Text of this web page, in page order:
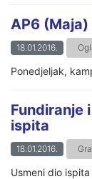
AP6
18.01.2016.
Ponedjeljak,
Fundiranje
ispita
18.01.2016.
Usmeni dio